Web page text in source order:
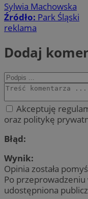
Sylwia Machowska
Źródło: Park Śląski
reklama
Dodaj
Akceptuję
oraz politykę
Błąd:
Wynik:
Opinia została
Po
udostępniona